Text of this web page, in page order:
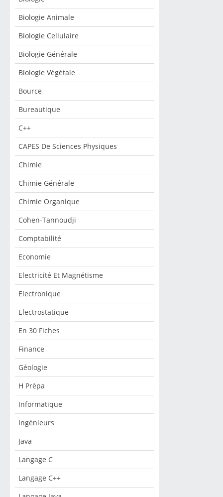
Biologie Animale
Biologie Cellulaire
Biologie Générale
Biologie Végétale
Bource
Bureautique
C++
CAPES De Sciences Physiques
Chimie
Chimie Générale
Chimie Organique
Cohen-Tannoudji
Comptabilité
Economie
Electricité Et Magnétisme
Electronique
Electrostatique
En 30 Fiches
Finance
Géologie
H Prèpa
Informatique
Ingénieurs
Java
Langage C
Langage C++